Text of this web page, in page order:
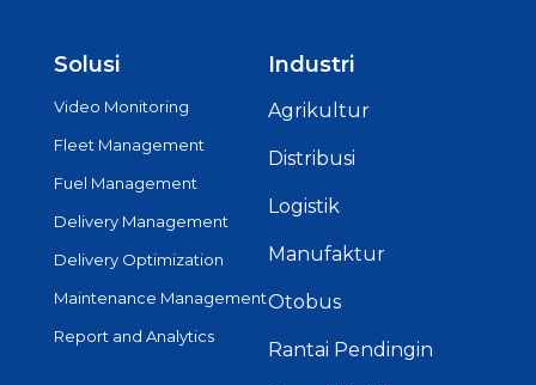
Solusi
Video Monitoring
Fleet Management
Fuel Management
Delivery Management
Delivery Optimization
Maintenance Management
Report and Analytics
Industri
Agrikultur
Distribusi
Logistik
Manufaktur
Otobus
Rantai Pendingin